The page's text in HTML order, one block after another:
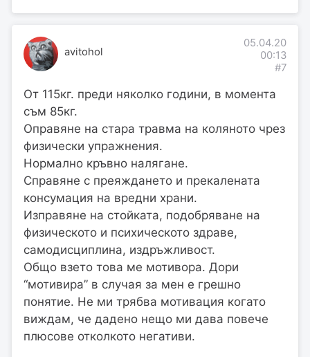
avitohol
05.04.20
00:13
#7
От 115кг. преди няколко години, в момента
съм 85кг.
Оправяне на стара травма на коляното чрез
физически упражнения.
Нормално кръвно налягане.
Справяне с преяждането и прекалената
консумация на вредни храни.
Изправяне на стойката, подобряване на
физическото и психическото здраве,
самодисциплина, издръжливост.
Общо взето това ме мотивора. Дори
“мотивира” в случая за мен е грешно
понятие. Не ми трябва мотивация когато
виждам, че дадено нещо ми дава повече
плюсове отколкото негативи.